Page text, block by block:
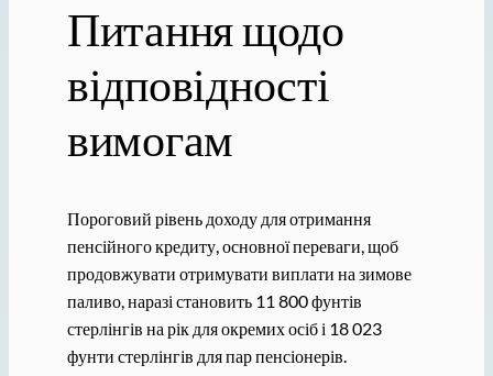
Питання щодо
відповідності
вимогам
Пороговий рівень доходу для отримання
пенсійного кредиту, основної переваги, щоб
продовжувати отримувати виплати на зимове
паливо, наразі становить 11 800 фунтів
стерлінгів на рік для окремих осіб і 18 023
фунти стерлінгів для пар пенсіонерів.